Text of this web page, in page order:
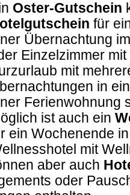
Oster-Gutschein
für
Übernachtung
Einzelzimmer
mit
in
Ferienwohnung
ist auch ein
ein Wochenende
mit
aber auch
oder